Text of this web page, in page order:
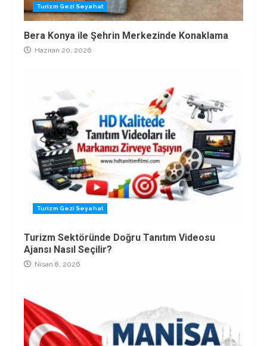
Turizm Gezi Seyahat
Bera Konya ile Şehrin Merkezinde Konaklama
Haziran 20, 2026
Turizm Gezi Seyahat
Turizm Sektöründe Doğru Tanıtım Videosu
Ajansı Nasıl Seçilir?
Nisan 8, 2026